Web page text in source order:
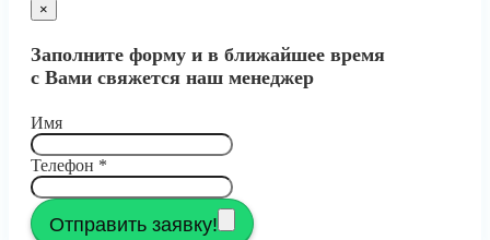
×
Заполните форму и в ближайшее время
с Вами свяжется наш менеджер
Имя
Телефон *
Отправить заявку!